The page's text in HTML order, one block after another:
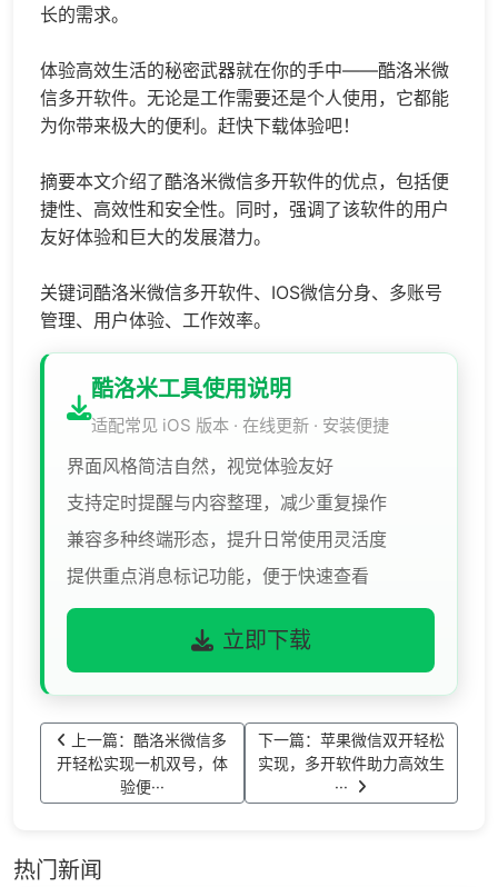
长的需求。
体验高效生活的秘密武器就在你的手中——酷洛米微
信多开软件。无论是工作需要还是个人使用，它都能
为你带来极大的便利。赶快下载体验吧！
摘要本文介绍了酷洛米微信多开软件的优点，包括便
捷性、高效性和安全性。同时，强调了该软件的用户
友好体验和巨大的发展潜力。
关键词酷洛米微信多开软件、IOS微信分身、多账号
管理、用户体验、工作效率。
酷洛米工具使用说明
适配常见 iOS 版本 · 在线更新 · 安装便捷
界面风格简洁自然，视觉体验友好
支持定时提醒与内容整理，减少重复操作
兼容多种终端形态，提升日常使用灵活度
提供重点消息标记功能，便于快速查看
立即下载
上一篇：酷洛米微信多
开轻松实现一机双号，体
验便···
下一篇：苹果微信双开轻松
实现，多开软件助力高效生
···
热门新闻